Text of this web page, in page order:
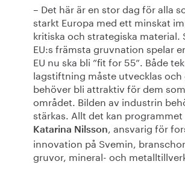
– Det här är en stor dag för alla
starkt Europa med ett minskat
kritiska och strategiska material.
EU:s främsta gruvnation spelar
EU nu ska bli ”fit for 55”. Både
lagstiftning måste utvecklas
behöver bli attraktiv för dem
området. Bilden av industrin
stärkas. Allt det kan
Katarina Nilsson, ansvarig för
innovation på Svemin,
gruvor, mineral- och